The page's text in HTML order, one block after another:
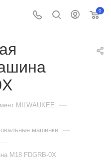
0
MILWAUKEE —
машинки —
—
M18 FDGRB-0X